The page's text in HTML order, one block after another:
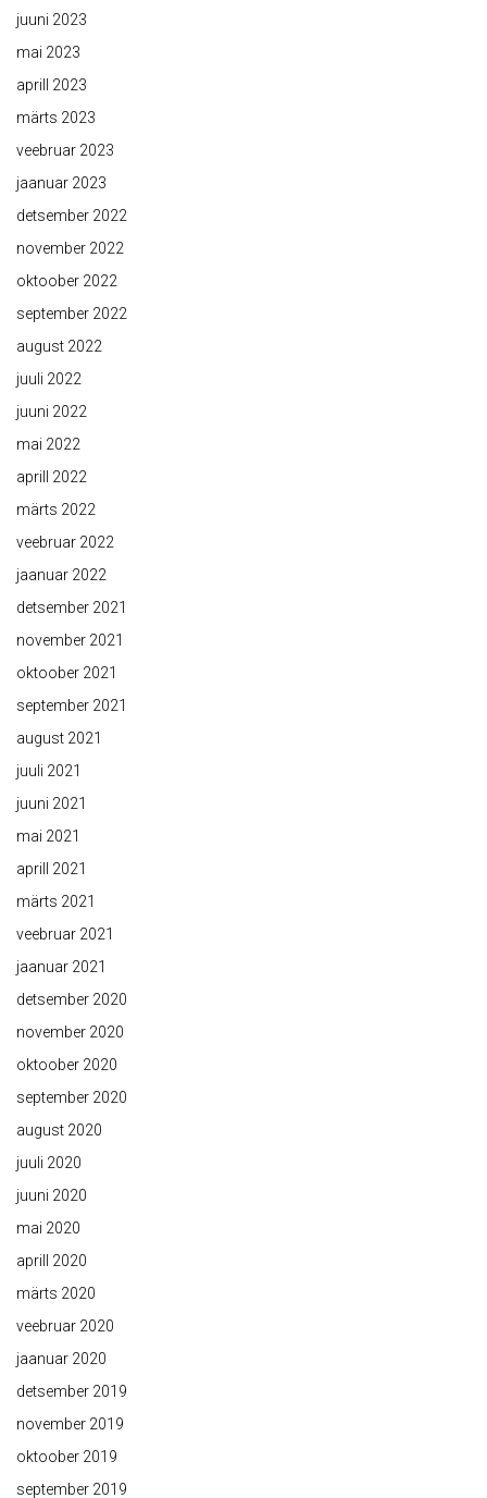
juuni 2023
mai 2023
aprill 2023
märts 2023
veebruar 2023
jaanuar 2023
detsember 2022
november 2022
oktoober 2022
september 2022
august 2022
juuli 2022
juuni 2022
mai 2022
aprill 2022
märts 2022
veebruar 2022
jaanuar 2022
detsember 2021
november 2021
oktoober 2021
september 2021
august 2021
juuli 2021
juuni 2021
mai 2021
aprill 2021
märts 2021
veebruar 2021
jaanuar 2021
detsember 2020
november 2020
oktoober 2020
september 2020
august 2020
juuli 2020
juuni 2020
mai 2020
aprill 2020
märts 2020
veebruar 2020
jaanuar 2020
detsember 2019
november 2019
oktoober 2019
september 2019